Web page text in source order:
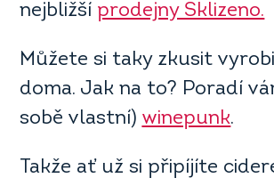
nejbližší prodejny Sklizeno.
Můžete si taky zkusit
doma. Jak na to? Poradí
sobě vlastní) winepunk.
Takže ať už si připíjíte